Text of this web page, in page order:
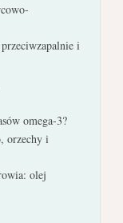
przeciwzapalnie i
omega-3?
orzechy i
olej